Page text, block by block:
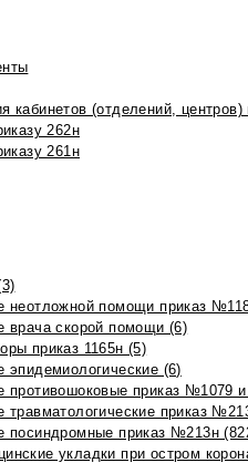
кабинетов (отделений, центров)
262н
261н
неотложной помощи приказ
врача скорой помощи (6)
приказ 1165н (5)
эпидемиологические (6)
противошоковые приказ №1079
травматологические приказ
посиндромные приказ №213н
укладки при остром